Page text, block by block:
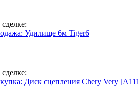
Удилище 6м Tiger6
Диск сцепления Chery Very